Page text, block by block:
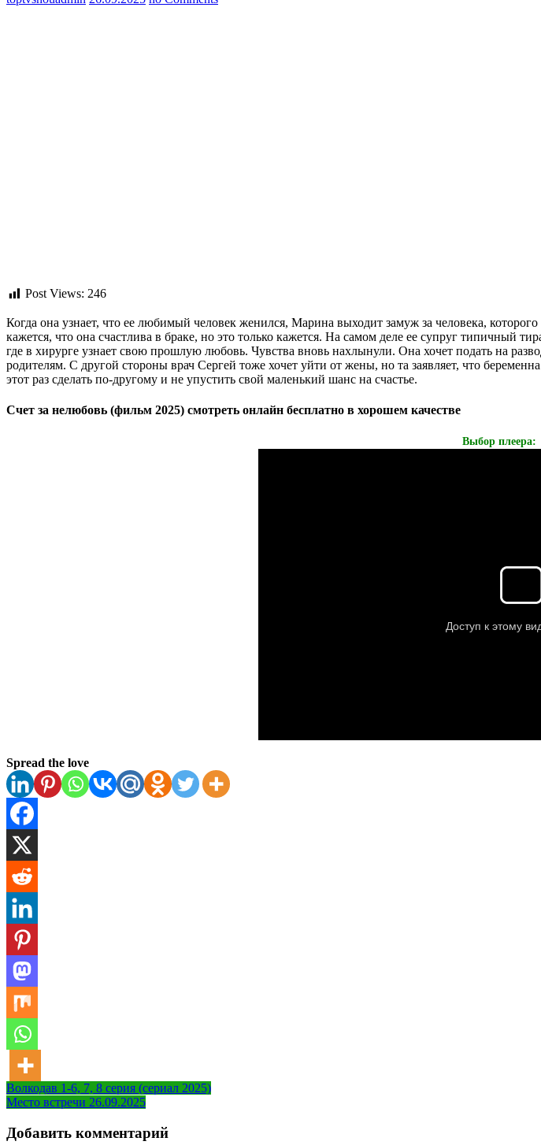
Post Views: 246
Когда она узнает, что ее любимый человек женился, Марина выходит замуж за человека,
кажется, что она счастлива в браке, но это только кажется. На самом деле ее супруг типичный
где в хирурге узнает свою прошлую любовь. Чувства вновь нахлынули. Она хочет подать на
родителям. С другой стороны врач Сергей тоже хочет уйти от жены, но та заявляет, что
этот раз сделать по-другому и не упустить свой маленький шанс на счастье.
Счет за нелюбовь (фильм 2025) смотреть онлайн бесплатно в хорошем качестве
Выбор плеера:
Spread the love
Навигация
по
записям
Волкодав 1-6, 7, 8 серия (сериал 2025)
Место встречи 26.09.2025
Добавить комментарий